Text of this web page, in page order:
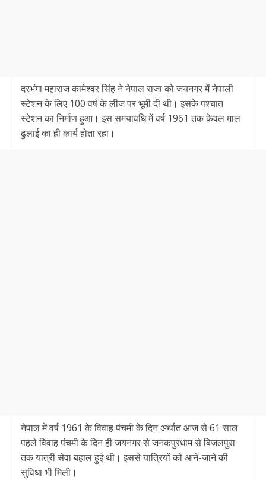
दरभंगा महाराज कामेश्वर सिंह ने नेपाल राजा को जयनगर में नेपाली
स्टेशन के लिए 100 वर्ष के लीज पर भूमी दी थी। इसके पश्चात
स्टेशन का निर्माण हुआ। इस समयावधि में वर्ष 1961 तक केवल माल
ढुलाई का ही कार्य होता रहा।
नेपाल में वर्ष 1961 के विवाह पंचमी के दिन अर्थात आज से 61 साल
पहले विवाह पंचमी के दिन ही जयनगर से जनकपुरधाम से बिजलपुरा
तक यात्री सेवा बहाल हुई थी। इससे यात्रियों को आने-जाने की
सुविधा भी मिली।